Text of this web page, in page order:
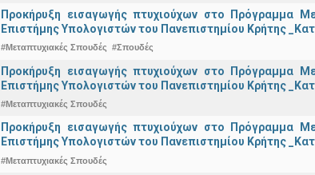
Προκήρυξη εισαγωγής πτυχιούχων στo Πρόγραμμα
Eπιστήμης Υπολογιστών του Πανεπιστημίου Κρήτης
#Μεταπτυχιακές Σπουδές #Σπουδές
Προκήρυξη εισαγωγής πτυχιούχων στo Πρόγραμμα
Eπιστήμης Υπολογιστών του Πανεπιστημίου Κρήτης
#Μεταπτυχιακές Σπουδές
Προκήρυξη εισαγωγής πτυχιούχων στo Πρόγραμμα
Eπιστήμης Υπολογιστών του Πανεπιστημίου Κρήτης
#Μεταπτυχιακές Σπουδές